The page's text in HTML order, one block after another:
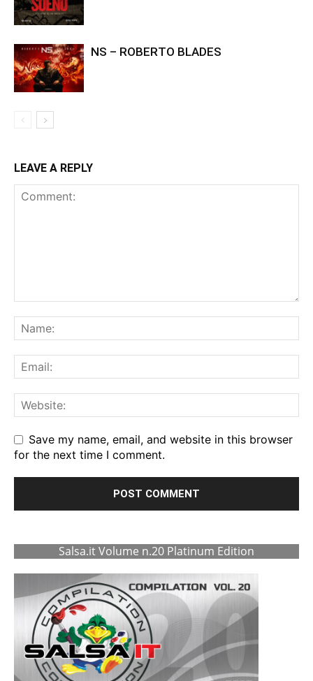
NS – ROBERTO BLADES
LEAVE A REPLY
Save my name, email, and website in this browser
for the next time I comment.
Salsa.it Volume n.20 Platinum Edition